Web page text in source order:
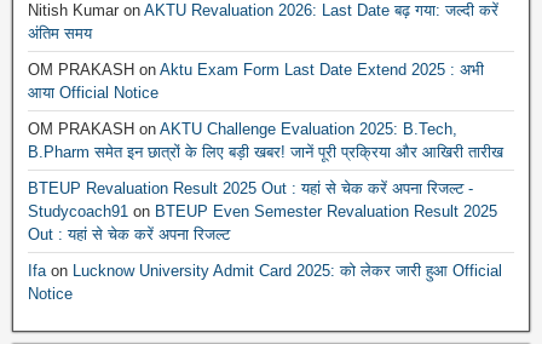
Nitish Kumar on AKTU Revaluation 2026: Last Date बढ़ गया: जल्दी करें
अंतिम समय
OM PRAKASH on Aktu Exam Form Last Date Extend 2025 : अभी
आया Official Notice
OM PRAKASH on AKTU Challenge Evaluation 2025: B.Tech,
B.Pharm समेत इन छात्रों के लिए बड़ी खबर! जानें पूरी प्रक्रिया और आखिरी तारीख
BTEUP Revaluation Result 2025 Out : यहां से चेक करें अपना रिजल्ट -
Studycoach91 on BTEUP Even Semester Revaluation Result 2025
Out : यहां से चेक करें अपना रिजल्ट
Ifaon Lucknow University Admit Card 2025: को लेकर जारी हुआ Official
Notice